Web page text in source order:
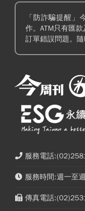
「防詐騙提醒」
作。ATM只有匯
訂單錯誤問題。
服務電話
服務時間:週一至
傳真電話